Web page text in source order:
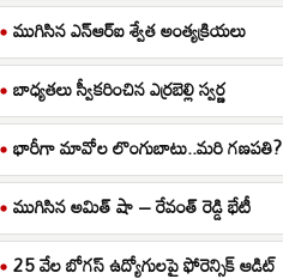
ముగిసిన ఎన్ఆర్ఐ శ్వేత అంత్యక్రియలు
బాధ్యతలు స్వీకరించిన ఎర్రబెల్లి స్వర్ణ
భారీగా మావోల లొంగుబాటు..మరి గణపతి?
ముగిసిన అమిత్ షా – రేవంత్ రెడ్డి భేటీ
25 వేల బోగస్ ఉద్యోగులపై ఫోరెన్సిక్ ఆడిట్